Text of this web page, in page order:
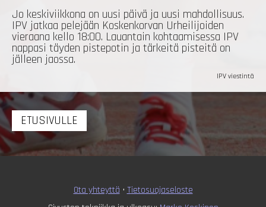
Jo keskiviikkona on uusi päivä ja uusi mahdollisuus.
IPV jatkaa pelejään Koskenkorvan Urheilijoiden
vieraana kello 18:00. Lauantain kohtaamisessa IPV
nappasi täyden pistepotin ja tärkeitä pisteitä on
jälleen jaossa.
IPV viestintä
ETUSIVULLE
Ota yhteyttä • Tietosuojaseloste